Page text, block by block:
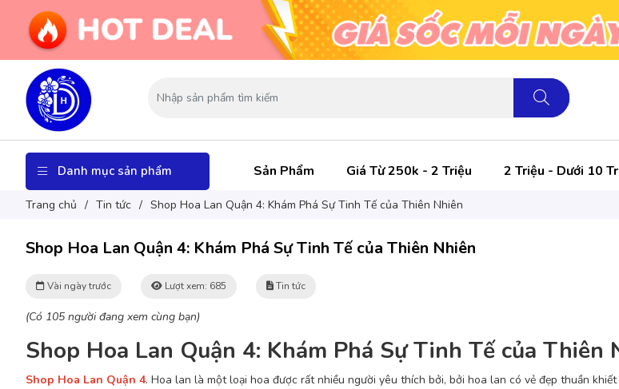
Danh mục sản phẩm Sản Phẩm Giá Từ 250k - 2 Triệu 2 Triệu - Dưới 10
Trang chủ / Tin tức / Shop Hoa Lan Quận 4: Khám Phá Sự Tinh Tế của Thiên Nhiên
Shop Hoa Lan Quận 4: Khám Phá Sự Tinh Tế của Thiên Nhiên
Vài ngày trước Lượt xem: 685 Tin tức
(Có 105 người đang xem cùng bạn)
Shop Hoa Lan Quận 4: Khám Phá Sự Tinh Tế của Thiên
Shop Hoa Lan Quận 4. Hoa lan là một loại hoa được rất nhiều người yêu thích bởi, bởi hoa lan có vẻ đẹp thuần